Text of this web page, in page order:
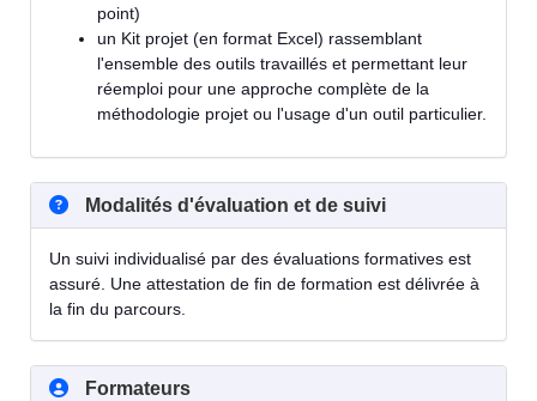
point)
un Kit projet (en format Excel) rassemblant
l'ensemble des outils travaillés et permettant leur
réemploi pour une approche complète de la
méthodologie projet ou l'usage d'un outil particulier.
Modalités d'évaluation et de suivi
Un suivi individualisé par des évaluations formatives est
assuré. Une attestation de fin de formation est délivrée à
la fin du parcours.
Formateurs